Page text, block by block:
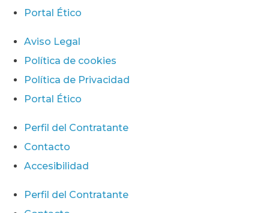
Portal Ético
Aviso Legal
Política de cookies
Política de Privacidad
Portal Ético
Perfil del Contratante
Contacto
Accesibilidad
Perfil del Contratante